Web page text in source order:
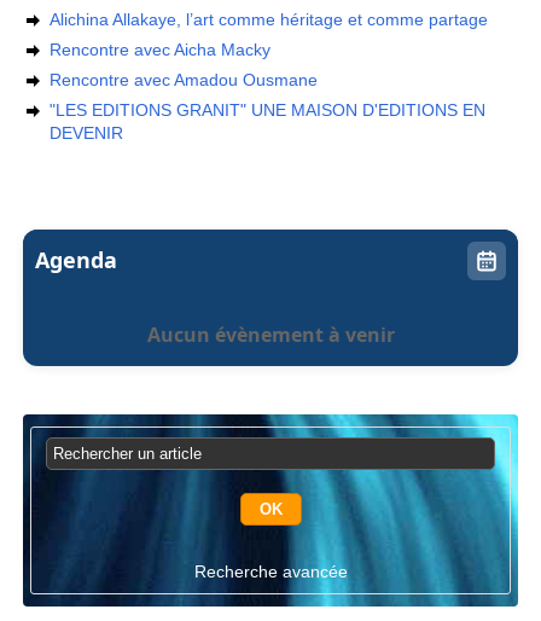
Alichina Allakaye, l’art comme héritage et comme partage
Rencontre avec Aicha Macky
Rencontre avec Amadou Ousmane
"LES EDITIONS GRANIT" UNE MAISON D'EDITIONS EN
DEVENIR
Agenda
Aucun évènement à venir
Recherche avancée